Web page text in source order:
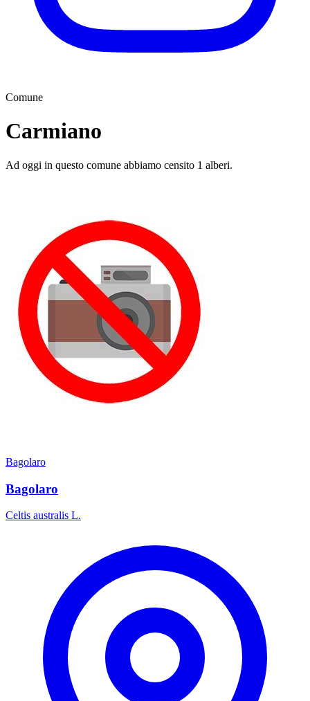
Comune
Carmiano
Ad oggi in questo comune abbiamo censito 1 alberi.
Bagolaro
Bagolaro
Celtis australis L.